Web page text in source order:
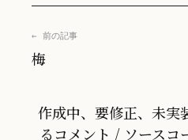
← 前の記事
梅
作成中、要修正、未実
るコメント / ソースコ